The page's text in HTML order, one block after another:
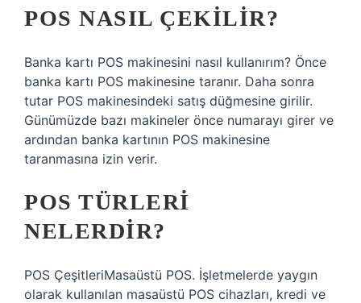
POS NASIL ÇEKILIR?
Banka kartı POS makinesini nasıl kullanırım? Önce
banka kartı POS makinesine taranır. Daha sonra
tutar POS makinesindeki satış düğmesine girilir.
Günümüzde bazı makineler önce numarayı girer ve
ardından banka kartının POS makinesine
taranmasına izin verir.
POS TÜRLERI
NELERDIR?
POS ÇeşitleriMasaüstü POS. İşletmelerde yaygın
olarak kullanılan masaüstü POS cihazları, kredi ve